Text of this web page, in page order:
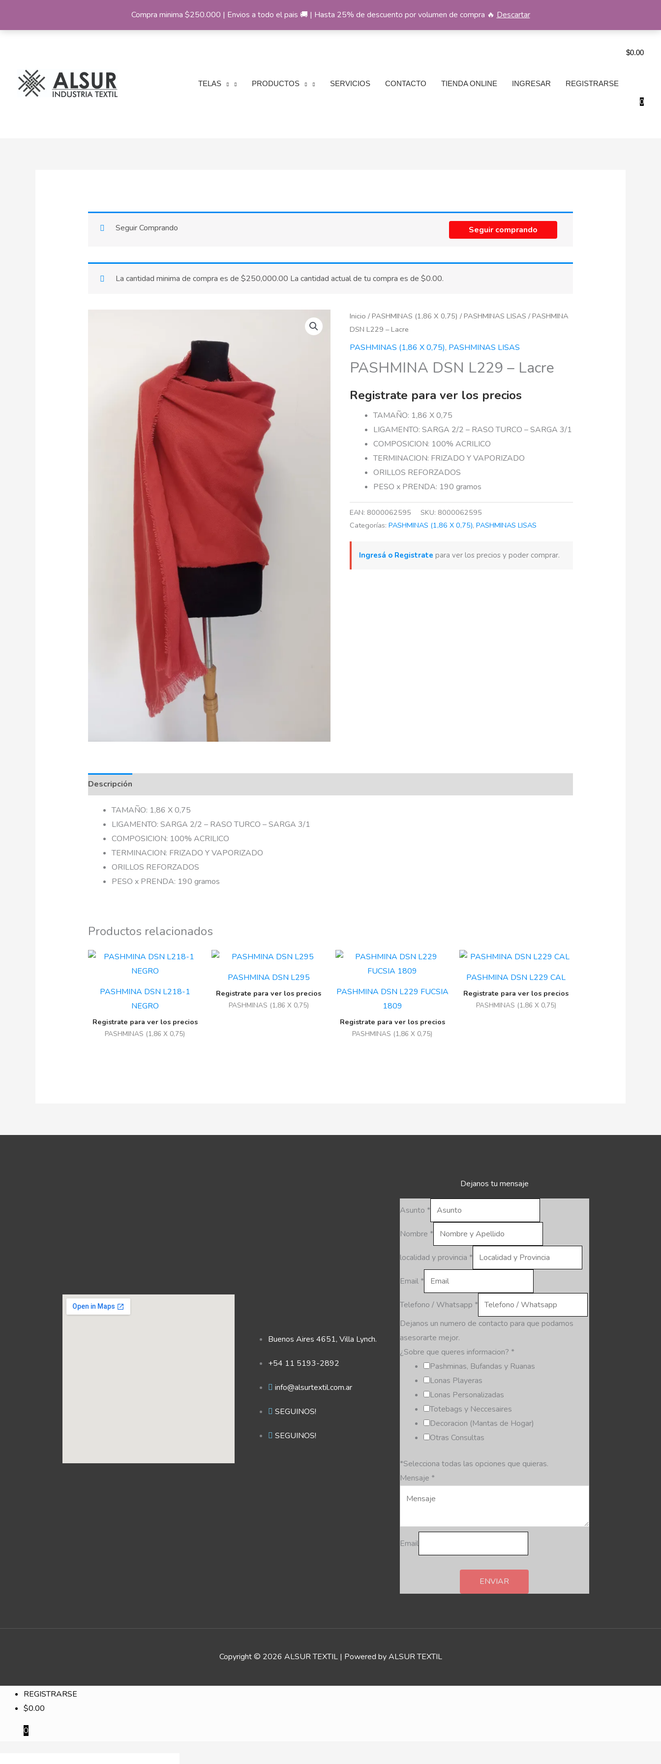
Compra minima $250.000 | Envios a todo el pais 🚚 | Hasta 25% de descuento por volumen de compra 🔥 Descartar
TELAS PRODUCTOS SERVICIOS CONTACTO TIENDA ONLINE INGRESAR REGISTRARSE
$0.00
0
Seguir comprando
Seguir Comprando
La cantidad minima de compra es de $250,000.00 La cantidad actual de tu compra es de $0.00.
Inicio /PASHMINAS (1,86 X 0,75) /PASHMINAS LISAS / PASHMINA
DSN L229 – Lacre
PASHMINAS (1,86 X 0,75), PASHMINAS LISAS
PASHMINA DSN L229 – Lacre
Registrate para ver los precios
TAMAÑO: 1,86 X 0,75
LIGAMENTO: SARGA 2/2 – RASO TURCO – SARGA 3/1
COMPOSICION: 100% ACRILICO
TERMINACION: FRIZADO Y VAPORIZADO
ORILLOS REFORZADOS
PESO x PRENDA: 190 gramos
EAN: 8000062595 SKU: 8000062595
Categorías:PASHMINAS (1,86 X 0,75),PASHMINAS LISAS
Ingresá o Registrate para ver los precios y poder comprar.
Descripción
TAMAÑO: 1,86 X 0,75
LIGAMENTO: SARGA 2/2 – RASO TURCO – SARGA 3/1
COMPOSICION: 100% ACRILICO
TERMINACION: FRIZADO Y VAPORIZADO
ORILLOS REFORZADOS
PESO x PRENDA: 190 gramos
Productos relacionados
PASHMINA DSN L218-1
NEGRO
Registrate para ver los precios
PASHMINAS (1,86 X 0,75)
PASHMINA DSN L295
Registrate para ver los precios
PASHMINAS (1,86 X 0,75)
PASHMINA DSN L229 FUCSIA
1809
Registrate para ver los precios
PASHMINAS (1,86 X 0,75)
PASHMINA DSN L229 CAL
Registrate para ver los precios
PASHMINAS (1,86 X 0,75)
Buenos Aires 4651, Villa Lynch.
+54 11 5193-2892
info@alsurtextil.com.ar
SEGUINOS!
SEGUINOS!
Dejanos tu mensaje
Asunto *
Nombre *
localidad y provincia *
Email*
Telefono / Whatsapp *
Dejanos un numero de contacto para que podamos
asesorarte mejor.
¿Sobre que queres informacion? *
Pashminas, Bufandas y Ruanas
Lonas Playeras
Lonas Personalizadas
Totebags y Neccesaires
Decoracion (Mantas de Hogar)
Otras Consultas
*Selecciona todas las opciones que quieras.
Mensaje *
Email
ENVIAR
Copyright © 2026 ALSUR TEXTIL | Powered by ALSUR TEXTIL
REGISTRARSE
$0.00
0